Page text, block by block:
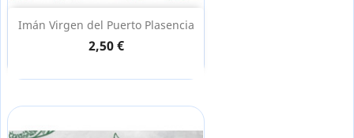
Imán Virgen del Puerto Plasencia
2,50 €